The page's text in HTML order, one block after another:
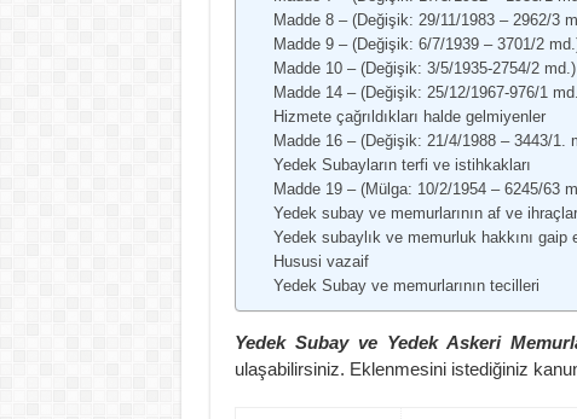
Madde 8 – (Değişik: 29/11/1983 – 2962/3
Madde 9 – (Değişik: 6/7/1939 – 3701/2
Madde 10 – (Değişik: 3/5/1935-2754/2 md.)
Madde 14 – (Değişik: 25/12/1967-976/1
Hizmete çağrıldıkları halde gelmiyenler
Madde 16 – (Değişik: 21/4/1988 – 3443/1.
Yedek Subayların terfi ve istihkakları
Madde 19 – (Mülga: 10/2/1954 – 6245/63
Yedek subay ve memurlarının af ve
Yedek subaylık ve memurluk hakkını gaip
Hususi vazaif
Yedek Subay ve memurlarının tecilleri
Yedek Subay ve Yedek Askeri
ulaşabilirsiniz. Eklenmesini istediğiniz